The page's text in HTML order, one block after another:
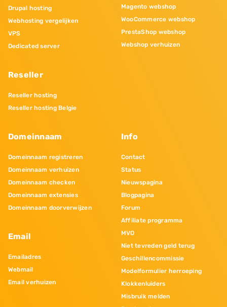
Drupal hosting
Webhosting vergelijken
VPS
Dedicated server
Reseller
Reseller hosting
Reseller hosting Belgie
Magento webshop
WooCommerce webshop
PrestaShop webshop
Webshop verhuizen
Domeinnaam
Domeinnaam registreren
Domeinnaam verhuizen
Domeinnaam checken
Domeinnaam extensies
Domeinnaam doorverwijzen
Email
Emailadres
Webmail
Email verhuizen
Info
Contact
Status
Nieuwspagina
Blogpagina
Forum
Affiliate programma
MVO
Niet tevreden geld terug
Geschillencommissie
Modelformulier herroeping
Klokkenluiders
Misbruik melden